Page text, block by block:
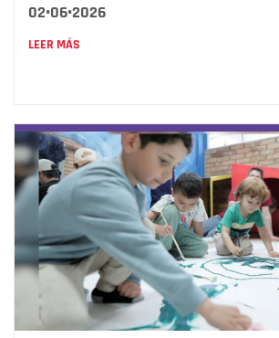
02•06•2026
LEER MÁS